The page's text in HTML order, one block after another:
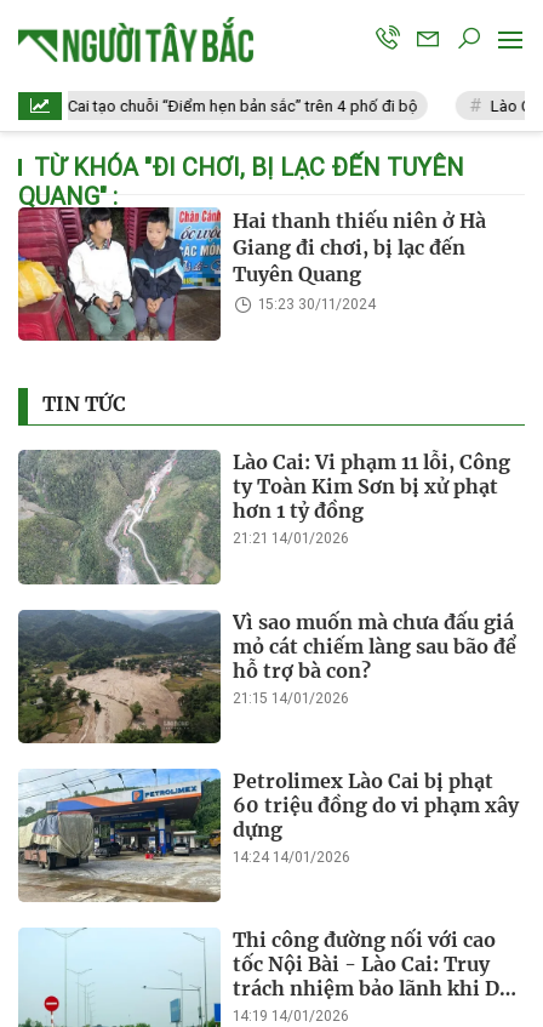
Lào Cai tạo chuỗi “Điểm hẹn bản sắc” trên 4 phố đi bộ Lào Cai:
TỪ KHÓA "ĐI CHƠI, BỊ LẠC ĐẾN TUYÊN
QUANG" :
Hai thanh thiếu niên ở Hà
Giang đi chơi, bị lạc đến
Tuyên Quang
15:23 30/11/2024
TIN TỨC
Lào Cai: Vi phạm 11 lỗi, Công
ty Toàn Kim Sơn bị xử phạt
hơn 1 tỷ đồng
21:21 14/01/2026
Vì sao muốn mà chưa đấu giá
mỏ cát chiếm làng sau bão để
hỗ trợ bà con?
21:15 14/01/2026
Petrolimex Lào Cai bị phạt
60 triệu đồng do vi phạm xây
dựng
14:24 14/01/2026
Thi công đường nối với cao
tốc Nội Bài - Lào Cai: Truy
trách nhiệm bảo lãnh khi Duy
Bảo chậm tiến độ?
14:19 14/01/2026